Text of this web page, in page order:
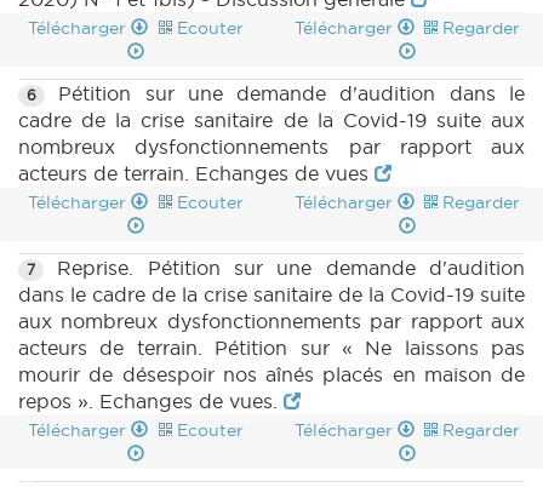
Télécharger Ecouter Télécharger Regarder
6
Pétition sur une demande d'audition dans le
cadre de la crise sanitaire de la Covid-19 suite aux
nombreux dysfonctionnements par rapport aux
acteurs de terrain. Echanges de vues
Télécharger Ecouter Télécharger Regarder
7
Reprise. Pétition sur une demande d'audition
dans le cadre de la crise sanitaire de la Covid-19 suite
aux nombreux dysfonctionnements par rapport aux
acteurs de terrain. Pétition sur « Ne laissons pas
mourir de désespoir nos aînés placés en maison de
repos ». Echanges de vues.
Télécharger Ecouter Télécharger Regarder